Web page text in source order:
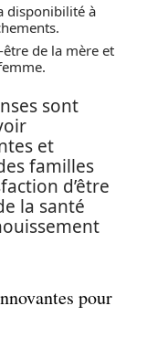
disponibilité à
être de la mère et
sont
et
familles
d’être
la santé
pour